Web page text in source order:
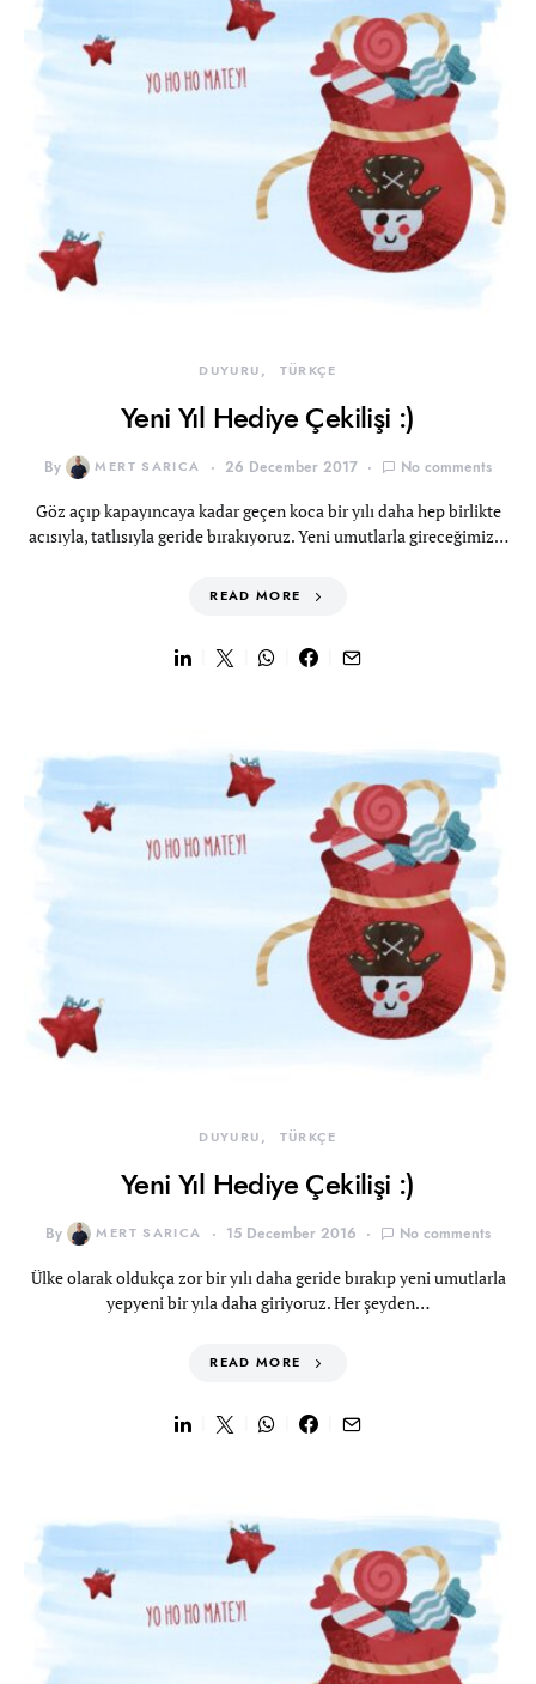
DUYURU TÜRKÇE
Yeni Yıl Hediye Çekilişi :)
By MERT SARICA 26 December 2017 No comments
Göz açıp kapayıncaya kadar geçen koca bir yılı daha hep birlikte
acısıyla, tatlısıyla geride bırakıyoruz. Yeni umutlarla gireceğimiz…
READ MORE
DUYURU TÜRKÇE
Yeni Yıl Hediye Çekilişi :)
By MERT SARICA 15 December 2016 No comments
Ülke olarak oldukça zor bir yılı daha geride bırakıp yeni umutlarla
yepyeni bir yıla daha giriyoruz. Her şeyden…
READ MORE